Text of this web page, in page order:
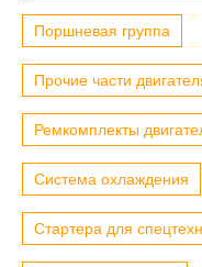
Поршневая группа
Прочие части
Ремкомплекты
Система охлаждения
Стартера для